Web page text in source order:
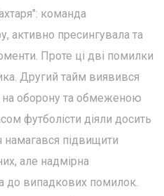
команда
активно пресингувала та
Проте ці дві помилки
Другий тайм виявився
оборону та обмеженою
футболісти діяли досить
підвищити
але надмірна
до випадкових помилок.